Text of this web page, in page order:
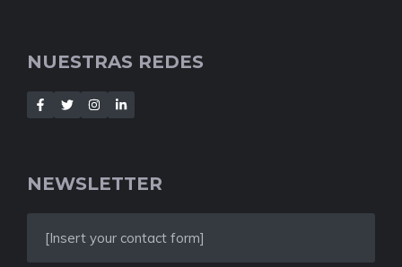
NUESTRAS REDES
NEWSLETTER
[Insert your contact form]